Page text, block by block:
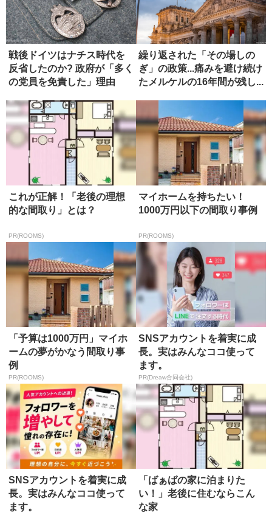
戦後ドイツはナチス時代を
反省したのか? 政府が「多く
の党員を免責した」理由
繰り返された「その場しの
ぎ」の政策...痛みを避け続け
たメルケルの16年間が残し...
これが正解！「老後の理想
的な間取り」とは？
PR(ROOMS)
マイホームを持ちたい！
1000万円以下の間取り事例
PR(ROOMS)
「予算は1000万円」マイホ
ームの夢がかなう間取り事
例
PR(ROOMS)
SNSアカウントを着実に成
長。実はみんなココ使って
ます。
PR(Dreaw合同会社)
SNSアカウントを着実に成
長。実はみんなココ使って
ます。
「ばぁばの家に泊まりた
い！」老後に住むならこん
な家